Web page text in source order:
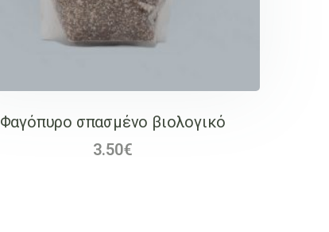
Φαγόπυρο σπασμένο βιολογικό
3.50€